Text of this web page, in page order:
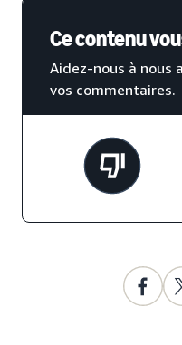
Ce contenu
Aidez-nous à nous
vos commentaires.